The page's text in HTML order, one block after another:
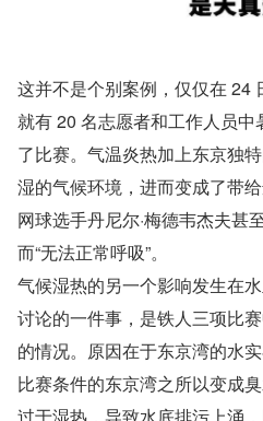
这并不是个别案例，仅仅在 24
就有 20 名志愿者和工作人员
了比赛。气温炎热加上东京独
湿的气候环境，进而变成了带
网球选手丹尼尔·梅德韦杰夫甚
而“无法正常呼吸”。
气候湿热的另一个影响发生在
讨论的一件事，是铁人三项比
的情况。原因在于东京湾的水
比赛条件的东京湾之所以变成